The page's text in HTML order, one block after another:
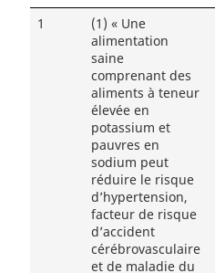
1
(1) « Une
alimentation
saine
comprenant des
aliments à teneur
élevée en
potassium et
pauvres en
sodium peut
réduire le risque
d’hypertension,
facteur de risque
d’accident
cérébrovasculaire
et de maladie du